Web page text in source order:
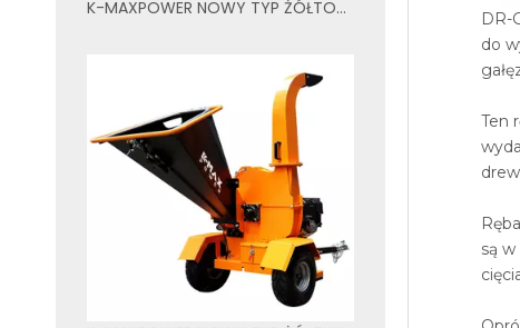
K-MAXPOWER NOWY TYP ŻÓŁTO-CZARNY KOLOR 65S ROZDRABNIACZ DO DREWNA
DR-
do
Ten
są